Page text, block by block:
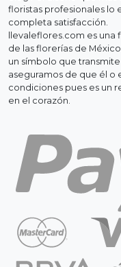
floristas profesionales lo
completa satisfacción.
llevaleflores.com es una
de las florerías de
un símbolo que
aseguramos de que él o
condiciones pues es un
en el corazón.